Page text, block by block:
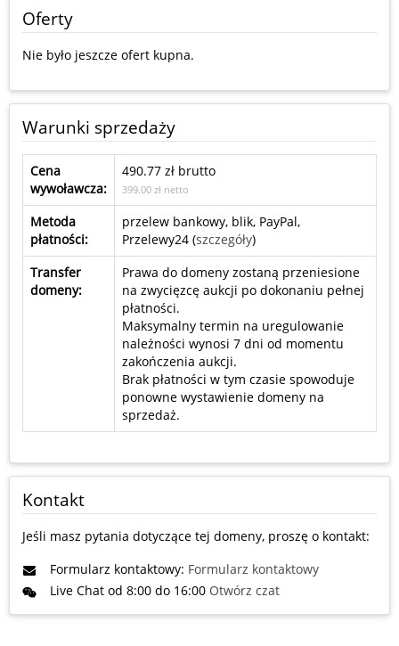
Oferty
Nie było jeszcze ofert kupna.
Warunki sprzedaży
Cena
wywoławcza:
490.77 zł brutto
399.00 zł netto
Metoda
płatności:
przelew bankowy, blik, PayPal,
Przelewy24 (szczegóły)
Transfer
domeny:
Prawa do domeny zostaną przeniesione
na zwycięzcę aukcji po dokonaniu pełnej
płatności.
Maksymalny termin na uregulowanie
należności wynosi 7 dni od momentu
zakończenia aukcji.
Brak płatności w tym czasie spowoduje
ponowne wystawienie domeny na
sprzedaż.
Kontakt
Jeśli masz pytania dotyczące tej domeny, proszę o kontakt:
Formularz kontaktowy: Formularz kontaktowy
Live Chat od 8:00 do 16:00 Otwórz czat